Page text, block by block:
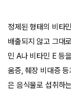
정제된 형태의 비타
배출되지 않고 그대
민 A나 비타민 E 등
움증, 췌장 비대증
은 음식물로 섭취하